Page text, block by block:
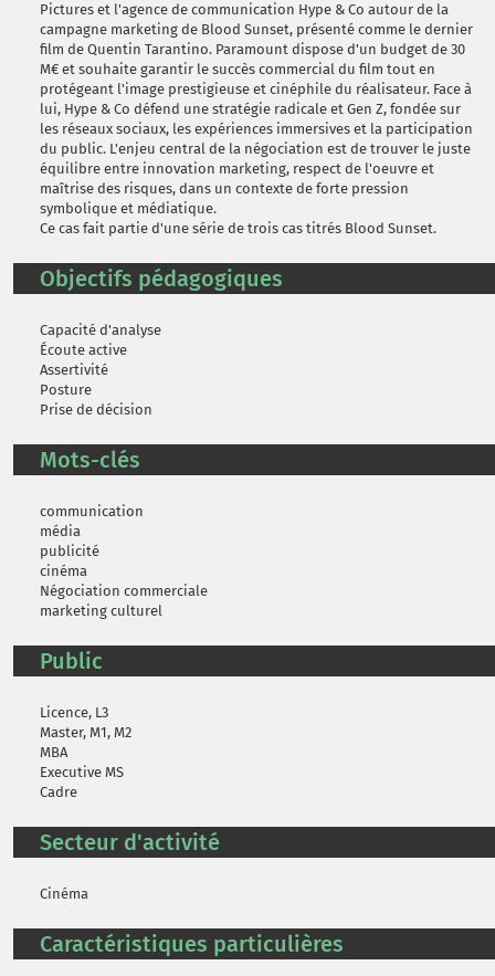
Pictures et l'agence de communication Hype & Co autour de la
campagne marketing de Blood Sunset, présenté comme le dernier
film de Quentin Tarantino. Paramount dispose d'un budget de 30
M€ et souhaite garantir le succès commercial du film tout en
protégeant l'image prestigieuse et cinéphile du réalisateur. Face à
lui, Hype & Co défend une stratégie radicale et Gen Z, fondée sur
les réseaux sociaux, les expériences immersives et la participation
du public. L'enjeu central de la négociation est de trouver le juste
équilibre entre innovation marketing, respect de l'oeuvre et
maîtrise des risques, dans un contexte de forte pression
symbolique et médiatique.
Ce cas fait partie d'une série de trois cas titrés Blood Sunset.
Objectifs pédagogiques
Capacité d'analyse
Écoute active
Assertivité
Posture
Prise de décision
Mots-clés
communication
média
publicité
cinéma
Négociation commerciale
marketing culturel
Public
Licence, L3
Master, M1, M2
MBA
Executive MS
Cadre
Secteur d'activité
Cinéma
Caractéristiques particulières